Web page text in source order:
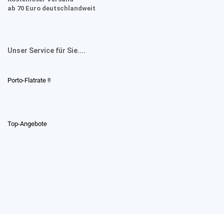
ab 70 Euro deutschlandweit
Unser Service für Sie....
Porto-Flatrate !!
Top-Angebote